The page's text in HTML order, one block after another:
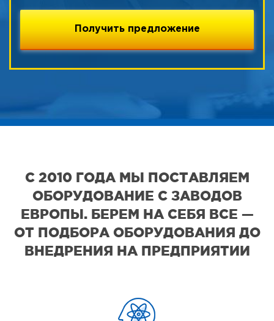
С 2010 ГОДА МЫ ПОСТАВЛЯЕМ
ОБОРУДОВАНИЕ С ЗАВОДОВ
ЕВРОПЫ. БЕРЕМ НА СЕБЯ ВСЕ —
ОТ ПОДБОРА ОБОРУДОВАНИЯ ДО
ВНЕДРЕНИЯ НА ПРЕДПРИЯТИИ